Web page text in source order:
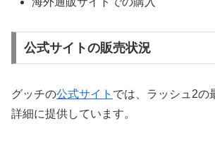
公式サイトの販売状況
グッチの公式サイト では、ラッシュ2の
詳細に提供しています。